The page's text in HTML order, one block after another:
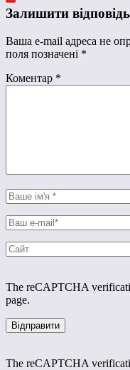
Залишити відповідь
Ваша e-mail адреса не
поля позначені *
Коментар *
The reCAPTCHA
page.
The reCAPTCHA